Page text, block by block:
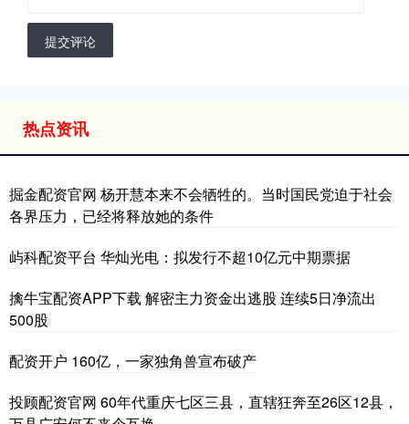
提交评论
热点资讯
掘金配资官网 杨开慧本来不会牺牲的。当时国民党迫于社会
各界压力，已经将释放她的条件
屿科配资平台 华灿光电：拟发行不超10亿元中期票据
擒牛宝配资APP下载 解密主力资金出逃股 连续5日净流出
500股
配资开户 160亿，一家独角兽宣布破产
投顾配资官网 60年代重庆七区三县，直辖狂奔至26区12县，